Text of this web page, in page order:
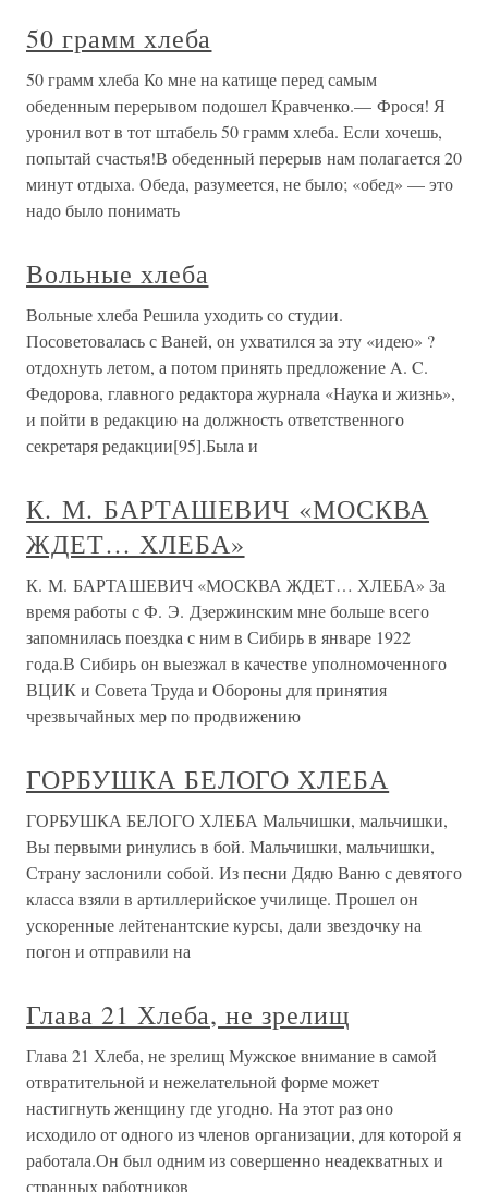
50 грамм хлеба
50 грамм хлеба Ко мне на катище перед самым
обеденным перерывом подошел Кравченко.— Фрося! Я
уронил вот в тот штабель 50 грамм хлеба. Если хочешь,
попытай счастья!В обеденный перерыв нам полагается 20
минут отдыха. Обеда, разумеется, не было; «обед» — это
надо было понимать
Вольные хлеба
Вольные хлеба Решила уходить со студии.
Посоветовалась с Ваней, он ухватился за эту «идею» ?
отдохнуть летом, а потом принять предложение A. C.
Федорова, главного редактора журнала «Наука и жизнь»,
и пойти в редакцию на должность ответственного
секретаря редакции[95].Была и
К. М. БАРТАШЕВИЧ «МОСКВА
ЖДЕТ… ХЛЕБА»
К. М. БАРТАШЕВИЧ «МОСКВА ЖДЕТ… ХЛЕБА» За
время работы с Ф. Э. Дзержинским мне больше всего
запомнилась поездка с ним в Сибирь в январе 1922
года.В Сибирь он выезжал в качестве уполномоченного
ВЦИК и Совета Труда и Обороны для принятия
чрезвычайных мер по продвижению
ГОРБУШКА БЕЛОГО ХЛЕБА
ГОРБУШКА БЕЛОГО ХЛЕБА Мальчишки, мальчишки,
Вы первыми ринулись в бой. Мальчишки, мальчишки,
Страну заслонили собой. Из песни Дядю Ваню с девятого
класса взяли в артиллерийское училище. Прошел он
ускоренные лейтенантские курсы, дали звездочку на
погон и отправили на
Глава 21 Хлеба, не зрелищ
Глава 21 Хлеба, не зрелищ Мужское внимание в самой
отвратительной и нежелательной форме может
настигнуть женщину где угодно. На этот раз оно
исходило от одного из членов организации, для которой я
работала.Он был одним из совершенно неадекватных и
странных работников